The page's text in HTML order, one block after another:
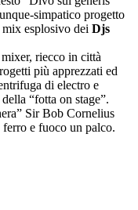
simpatico progetto
esplosivo dei Djs
riecco in città
più apprezzati ed
di electro e
“fotta on stage”.
Sir Bob Cornelius
e fuoco un palco.